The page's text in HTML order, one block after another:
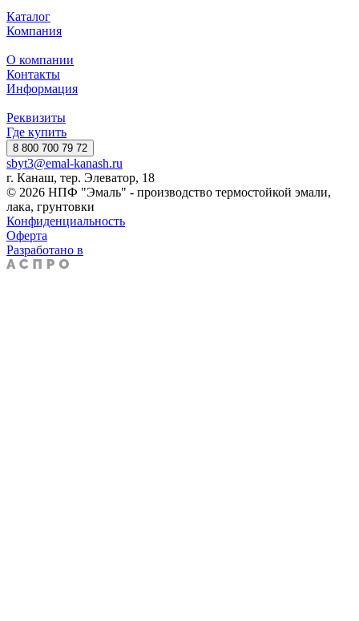
Каталог
Компания
О компании
Контакты
Информация
Реквизиты
Где купить
8 800 700 79 72
sbyt3@emal-kanash.ru
г. Канаш, тер. Элеватор, 18
© 2026 НПФ "Эмаль" - производство термостойкой эмали,
лака, грунтовки
Конфиденциальность
Оферта
Разработано в